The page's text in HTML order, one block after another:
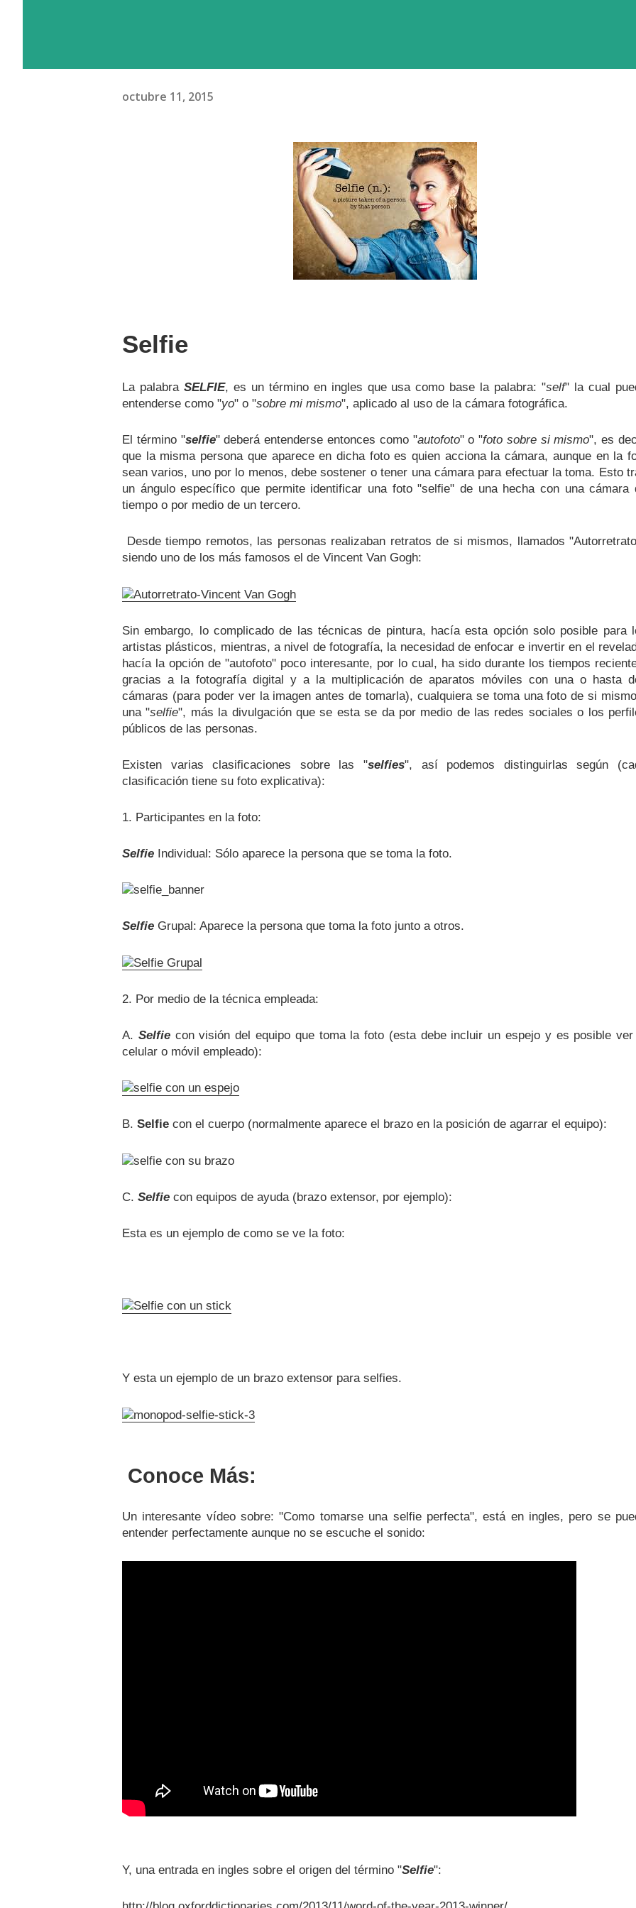
octubre 11, 2015
Selfie
La palabra SELFIE, es un término en ingles que usa como base la palabra: "self" la cual
entenderse como "yo" o "sobre mi mismo", aplicado al uso de la cámara fotográfica.
El término "selfie" deberá entenderse entonces como "autofoto" o "foto sobre si mismo", es
que la misma persona que aparece en dicha foto es quien acciona la cámara, aunque en la
sean varios, uno por lo menos, debe sostener o tener una cámara para efectuar la toma. Esto
un ángulo específico que permite identificar una foto "selfie" de una hecha con una cámara
tiempo o por medio de un tercero.
Desde tiempo remotos, las personas realizaban retratos de si mismos, llamados
siendo uno de los más famosos el de Vincent Van Gogh:
Sin embargo, lo complicado de las técnicas de pintura, hacía esta opción solo posible para
artistas plásticos, mientras, a nivel de fotografía, la necesidad de enfocar e invertir en el
hacía la opción de "autofoto" poco interesante, por lo cual, ha sido durante los tiempos
gracias a la fotografía digital y a la multiplicación de aparatos móviles con una o hasta
cámaras (para poder ver la imagen antes de tomarla), cualquiera se toma una foto de si
una "selfie", más la divulgación que se esta se da por medio de las redes sociales o los
públicos de las personas.
Existen varias clasificaciones sobre las "selfies", así podemos distinguirlas según
clasificación tiene su foto explicativa):
1. Participantes en la foto:
Selfie Individual: Sólo aparece la persona que se toma la foto.
Selfie Grupal: Aparece la persona que toma la foto junto a otros.
2. Por medio de la técnica empleada:
A. Selfie con visión del equipo que toma la foto (esta debe incluir un espejo y es posible
celular o móvil empleado):
B. Selfie con el cuerpo (normalmente aparece el brazo en la posición de agarrar el equipo):
C. Selfie con equipos de ayuda (brazo extensor, por ejemplo):
Esta es un ejemplo de como se ve la foto:
Y esta un ejemplo de un brazo extensor para selfies.
Conoce Más:
Un interesante vídeo sobre: "Como tomarse una selfie perfecta", está en ingles, pero se
entender perfectamente aunque no se escuche el sonido:
Y, una entrada en ingles sobre el origen del término "Selfie":